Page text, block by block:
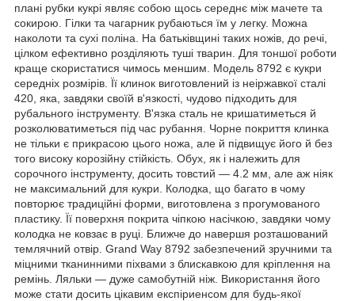
плані рубки кукрі являє собою щось середнє між мачете та
сокирою. Гілки та чагарник рубаються їм у легку. Можна
наколоти та сухі поліна. На батьківщині таких ножів, до речі,
цілком ефективно розділяють туші тварин. Для тоншої роботи
краще скористатися чимось меншим. Модель 8792 є кукри
середніх розмірів. Її клинок виготовлений із неіржавкої сталі
420, яка, завдяки своїй в'язкості, чудово підходить для
рубального інструменту. В'язка сталь не кришатиметься й
розколюватиметься під час рубання. Чорне покриття клинка
не тільки є прикрасою цього ножа, але й підвищує його й без
того високу корозійну стійкість. Обух, як і належить для
сорочного інструменту, досить товстий — 4.2 мм, але аж ніяк
не максимальний для кукри. Колодка, що багато в чому
повторює традиційні форми, виготовлена з прогумованого
пластику. Її поверхня покрита чіпкою насічкою, завдяки чому
колодка не ковзає в руці. Ближче до навершя розташований
темлячний отвір. Grand Way 8792 забезпечений зручними та
міцними тканинними піхвами з блискавкою для кріплення на
ремінь. Ляльки — дуже самобутній ніж. Використання його
може стати досить цікавим експіриенсом для будь-якої